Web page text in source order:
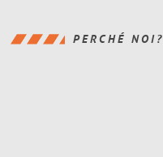
PERCHÉ NOI?